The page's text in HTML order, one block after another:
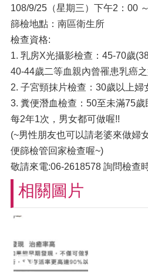
108/9/25（星期三）下午2：00
篩檢地點：南區衛生所
檢查資格:
1. 乳房X光攝影檢查：45-70歲
40-44歲二等血親內曾罹患乳癌之
2. 子宮頸抹片檢查：30歲以上婦
3. 糞便潛血檢查：50至未滿75歲
每2年1次，男女都可做喔!!
(~男性朋友也可以請老婆來做婦
便篩檢管回家檢查喔~)
敬請來電:06-2618578 詢問檢查
相關圖片